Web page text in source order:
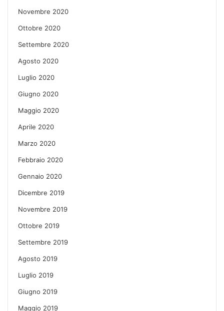
Novembre 2020
Ottobre 2020
Settembre 2020
Agosto 2020
Luglio 2020
Giugno 2020
Maggio 2020
Aprile 2020
Marzo 2020
Febbraio 2020
Gennaio 2020
Dicembre 2019
Novembre 2019
Ottobre 2019
Settembre 2019
Agosto 2019
Luglio 2019
Giugno 2019
Maggio 2019